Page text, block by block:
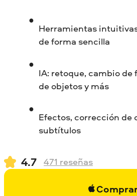
Herramientas
de forma sencilla
IA: retoque, cambio
de objetos y más
Efectos, corrección de
subtítulos
4.7 471 reseñas